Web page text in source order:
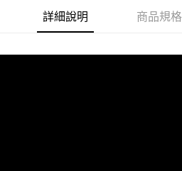
帳／街口支付／iPASS MONEY」等通路繳
1.本服務係由「台灣大哥大股份有限公司
付款後7-11取貨(訂單門檻$4000以下)
每筆NT$120，滿NT$1,500(含以上)免
詳細說明 商品規格